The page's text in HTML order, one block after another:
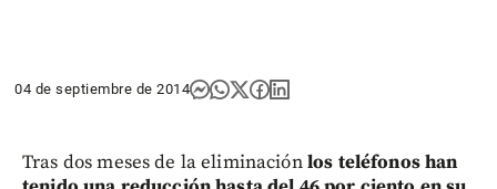
04 de septiembre de 2014
Tras dos meses de la eliminaciónlos teléfonos han